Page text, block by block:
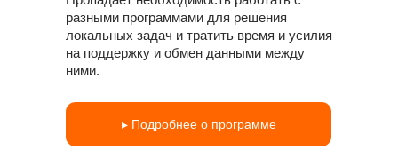
▸ Подробнее о программе
разными программами для решения
локальных задач и тратить время и усилия
на поддержку и обмен данными между
ними.